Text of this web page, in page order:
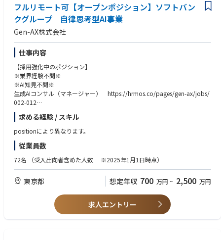
【取り組み事例】
■DX/ITコンサルティング
・製造業 スマートファクトリー化推進支援
売上高数兆円を超える大手製造業にて、製造工程の自動化を実現するため
のスマートファクトリー化プロジェクトを支援。各種業務の将来構想策定
～ITソリューション導入支援～実行定着化支援の他、データマネジメント
構想策定等まで幅広く支援。
■人財開発
・情報通信業 DX人材育成支
DXを推進できる人材を育成するための研修プログラムの開発及び社員研修
を実施。
短期的な研修だけでなく中長期にわたる育成プログラム開発を支援。
■ビジネスコンサルティング
・製造業 全社業務改革支援
市場における競争力強化のため全社での業務再構築を支援。販売・購買・
生産・物流・財務会計といった幅広い領域で、業務分析～課題抽出～ある
べき業務設計～改革の実行推進を支援。
＜部門の特徴＞
「変革」を創り出す力を付けていくことは、LTSにとっても、市場にとっ
【歓迎要件】
・IT化構想・企画プロジェクト、BPRプロジェクト、業務システム導入プ
ロジェクトなどのコンサルティング業務経験
・RPA・OCR・ノーコード開発ツールなどDXを促進するツールの導入・活
用経験
・特定スキルをお持ちの方（EA、BPMなど)
・特定資格をお持ちの方（PMP、応用情報処理試験など)
・英語がビジネスレベルにおいて不自由なく使いこなせるレベルの方
フルリモート可【オープンポジション】ソフトバン
クグループ 自律思考型AI事業
Gen-AX株式会社
仕事内容
【採用強化中のポジション】
※業界経験不問※
※AI知見不問※
生成AIコンサル（マネージャー） https://hrmos.co/pages/gen-ax/jobs/
002-012
生成AIコンサル（スタッフ） https://hrmos.co/pages/gen-ax/jobs/002-
011
■募集背景
現在コンサル組織5名
取引先の大手クライアント30社超え、外部委託サービスを利用しながら進
めているので、一緒にクライアントの課題解決をしていただける方を採用
元外資大手戦略コンサル：ＡＩの専門性を身に着けたい、組織立ち上げを
求める経験 / スキル
positionにより異なります。
従業員数
72名 （受入出向者含めた人数 ※2025年1月1日時点）
東京都 想定年収 700 万円 ~ 2,500 万円
求人エントリー